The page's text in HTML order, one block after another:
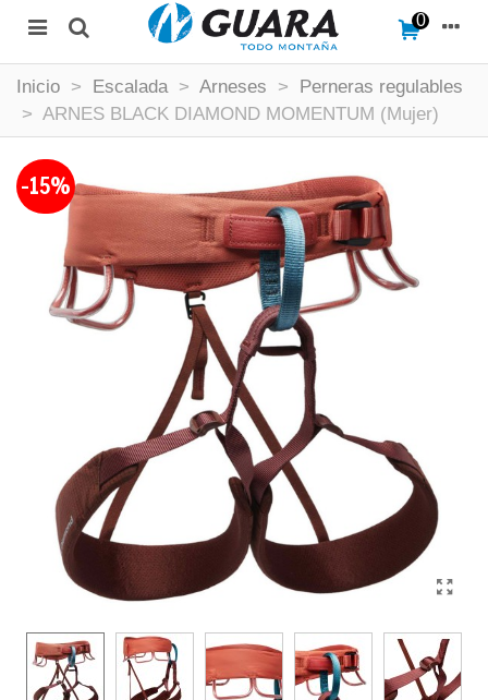
0
Inicio > Escalada > Arneses >
Perneras regulables
> ARNES BLACK DIAMOND MOMENTUM (Mujer)
-15%